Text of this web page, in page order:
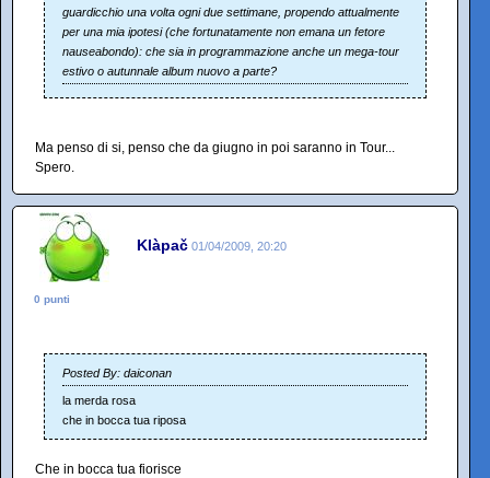
guardicchio una volta ogni due settimane, propendo attualmente
per una mia ipotesi (che fortunatamente non emana un fetore
nauseabondo): che sia in programmazione anche un mega-tour
estivo o autunnale album nuovo a parte?
Ma penso di si, penso che da giugno in poi saranno in Tour...
Spero.
Klàpač 01/04/2009, 20:20
0 punti
Posted By: daiconan
la merda rosa
che in bocca tua riposa
Che in bocca tua fiorisce